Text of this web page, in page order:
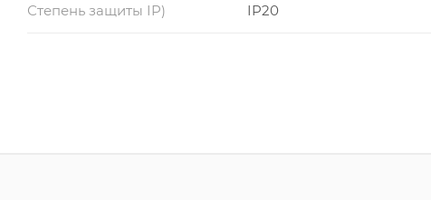
Степень защиты IP) IP20